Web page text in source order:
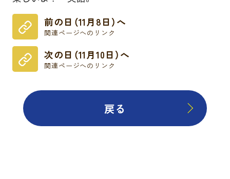
前の日（11月8日）へ
関連ページへのリンク
次の日（11月10日）へ
関連ページへのリンク
戻る